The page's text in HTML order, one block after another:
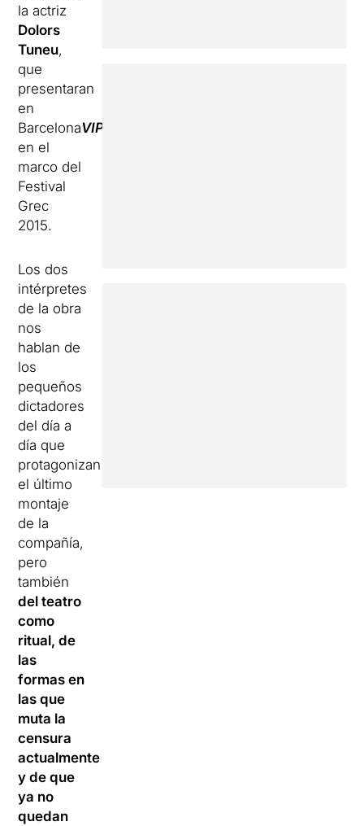
la actriz
Dolors
Tuneu,
que
presentaran
en
BarcelonaVIP
en el
marco del
Festival
Grec
2015.
Los dos
intérpretes
de la obra
nos
hablan de
los
pequeños
dictadores
del día a
día que
protagonizan
el último
montaje
de la
compañía,
pero
también
del teatro
como
ritual, de
las
formas en
las que
muta la
censura
actualmente
y de que
ya no
quedan